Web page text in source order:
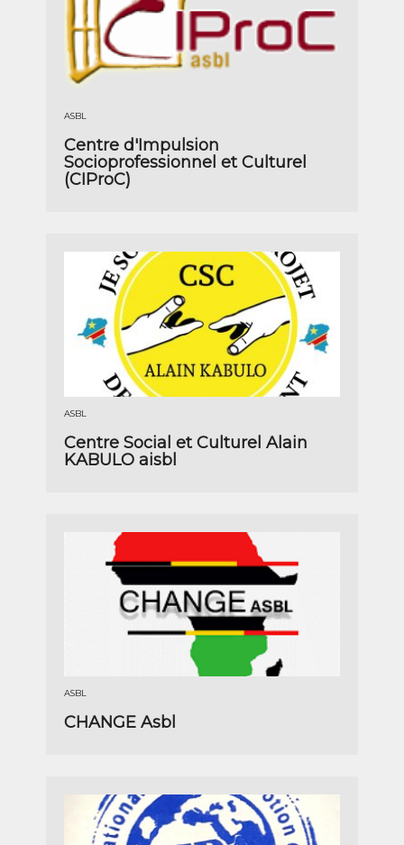
ASBL
Centre d'Impulsion
Socioprofessionnel et Culturel
(CIProC)
ASBL
Centre Social et Culturel Alain
KABULO aisbl
ASBL
CHANGE Asbl